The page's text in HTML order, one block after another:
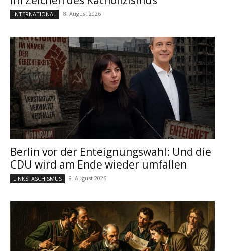
INTERNATIONAL 8. August 2026
Berlin vor der Enteignungswahl: Und die
CDU wird am Ende wieder umfallen
LINKSFASCHISMUS 8. August 2026